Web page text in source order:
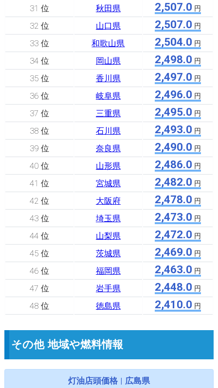
31 位 秋田県 2,507.0 円
32 位 山口県 2,507.0 円
33 位 和歌山県 2,504.0 円
34 位 岡山県 2,498.0 円
35 位 香川県 2,497.0 円
36 位 岐阜県 2,496.0 円
37 位 三重県 2,495.0 円
38 位 石川県 2,493.0 円
39 位 奈良県 2,490.0 円
40 位 山形県 2,486.0 円
41 位 宮城県 2,482.0 円
42 位 大阪府 2,478.0 円
43 位 埼玉県 2,473.0 円
44 位 山梨県 2,472.0 円
45 位 茨城県 2,469.0 円
46 位 福岡県 2,463.0 円
47 位 岩手県 2,448.0 円
48 位 徳島県 2,410.0 円
その他 地域や燃料情報
灯油店頭価格 | 広島県